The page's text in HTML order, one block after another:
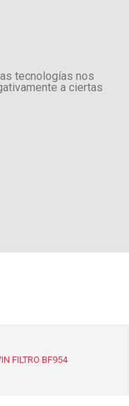
tecnologías nos
a ciertas
FILTRO BF954